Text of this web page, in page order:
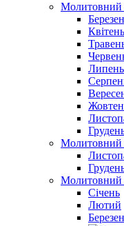
Молитовний
Квітень
Липень
Молитовний
Молитовний
Січень
Лютий